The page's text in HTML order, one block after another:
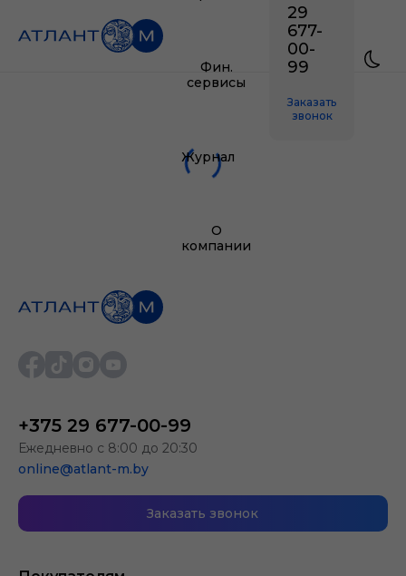
Фин.
сервисы
Журнал
О
компании
29
677-
00-
99
Заказать
звонок
+375 29 677-00-99
Ежедневно с 8:00 до 20:30
online@atlant-m.by
Заказать звонок